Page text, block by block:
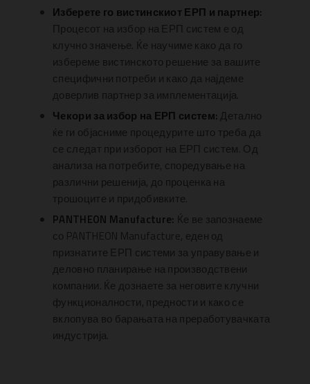
Изберете го вистинскиот ЕРП и партнер:
Процесот на избор на ЕРП систем е од
клучно значење. Ќе научиме како да го
избереме вистинското решение за вашите
специфични потреби и како да најдеме
доверлив партнер за имплементација.
Чекори за избор на ЕРП систем: Детално
ќе ги објасниме процедурите што треба да
се следат при изборот на ЕРП систем. Од
анализа на потребите, споредување на
различни решенија, до проценка на
трошоците и придобивките.
PANTHEON Manufacture: Ќе ве запознаеме
со PANTHEON Manufacture, еден од
признатите ЕРП системи за управување и
деловно планирање на производствени
компании. Ќе дознаете за неговите клучни
функционалности, предности и како се
вклопува во барањата на преработувачката
индустрија.